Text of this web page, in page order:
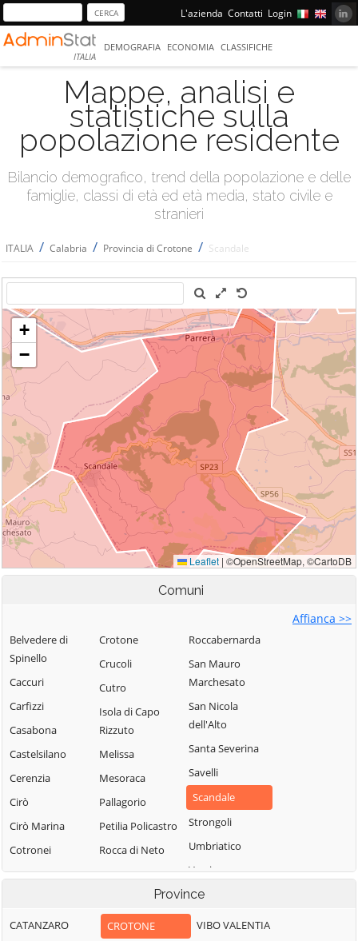
L'azienda Contatti Login
ITALIA
DEMOGRAFIA ECONOMIA CLASSIFICHE
Mappe, analisi e
statistiche sulla
popolazione residente
Bilancio demografico, trend della popolazione e delle
famiglie, classi di età ed età media, stato civile e
stranieri
ITALIA / Calabria / Provincia di Crotone / Scandale
Comuni
Affianca >>
Belvedere di
Spinello
Caccuri
Carfizzi
Casabona
Castelsilano
Cerenzia
Cirò
Cirò Marina
Cotronei
Crotone
Crucoli
Cutro
Isola di Capo
Rizzuto
Melissa
Mesoraca
Pallagorio
Petilia Policastro
Rocca di Neto
Roccabernarda
San Mauro
Marchesato
San Nicola
dell'Alto
Santa Severina
Savelli
Scandale
Strongoli
Umbriatico
Verzino
Province
CATANZARO
CROTONE
VIBO VALENTIA